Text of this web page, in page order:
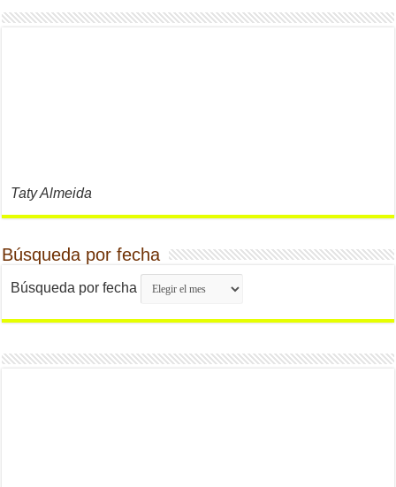
Taty Almeida
Búsqueda por fecha
Búsqueda por fecha